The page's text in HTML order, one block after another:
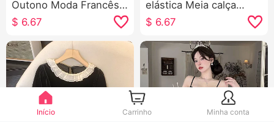
Outono Moda Francês
Avançado Sentido
Uso externo Gola V Cor
sólida Sem mangas
Colete
$ 6.67
elástica Meia calça
Saia-calça Feminino
Solto Botão de flores
Saia A palavra Saia
Média
$ 6.67
Início Carrinho Minha conta